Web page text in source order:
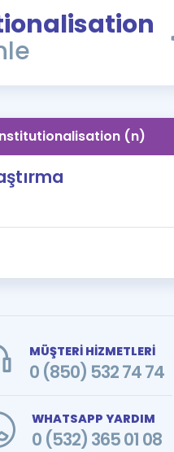
Takvimi
(n)
MÜŞTERİ HİZMETLERİ
0 (850) 532 74 74
WHATSAPP YARDIM
0 (532) 365 01 08